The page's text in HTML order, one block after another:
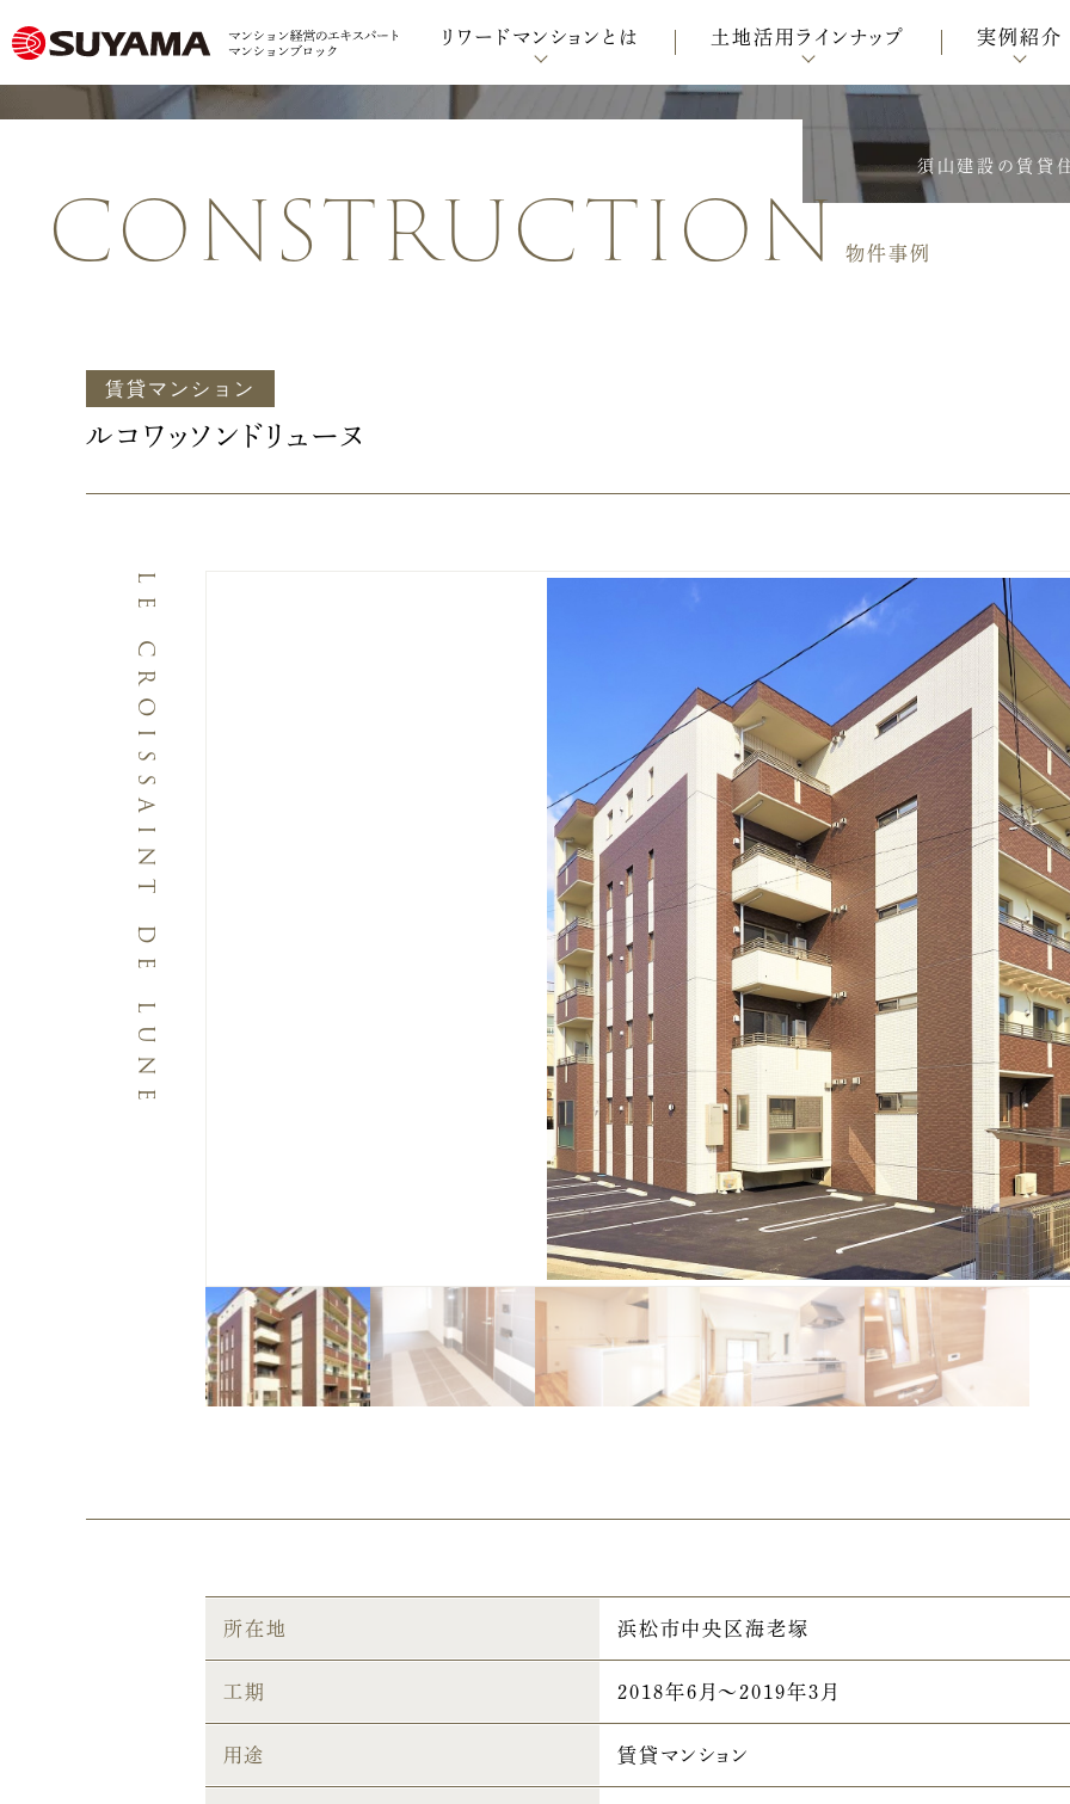
リワードマンションとは 土地活用ラインナップ 実例紹介
須山建設の賃貸
construction 物件事例
賃貸マンション
ルコワッソンドリューヌ
LE CROISSAINT DE LUNE
所在地 浜松市中央区海老塚
工期 2018年6月～2019年3月
用途 賃貸マンション